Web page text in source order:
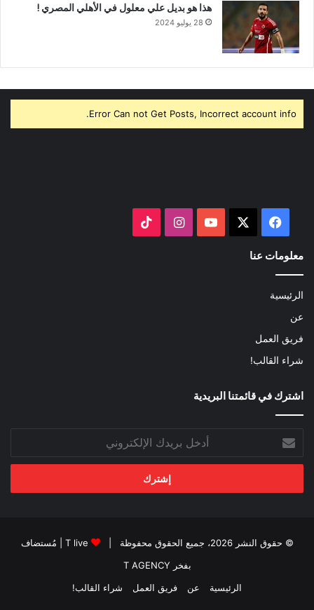
هذا هو بديل علي معلول في الأهلي المصري !
28 يوليو 2024
Error Can not Get Posts, Incorrect account info.
فيسبوك ‫YouTubeانستقرام
معلومات عنا
الرئيسية
عن
فريق العمل
شراء القالب!
اشترك في قائمتنا البريدية
بريدك
الإلكتروني
© حقوق النشر 2026، جميع الحقوق محفوظة | T live | مُستضاف
بفخر T AGENCY
الرئيسية
عن فريق العمل شراء القالب!